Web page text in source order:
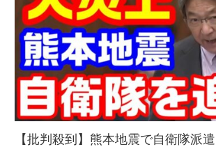
【批判殺到】熊本地震で自衛隊派